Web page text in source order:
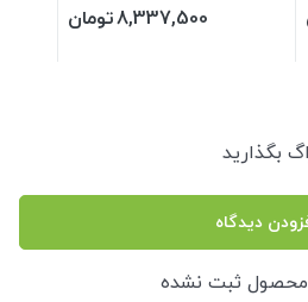
8,337,500تومان
بگذارید
دیدگاه
محصول ثبت نشده